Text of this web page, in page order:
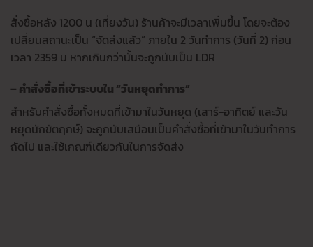
สั่งซื้อหลัง 1200 น (เที่ยงวัน) ร้านค้าจะมีเวลาเพิ่มขึ้น โดยจะต้อง
เปลี่ยนสถานะเป็น “จัดส่งแล้ว” ภายใน 2 วันทำการ (วันที่ 2) ก่อน
เวลา 2359 น หากเกินกว่านั้นจะถูกนับเป็น LDR
– คำสั่งซื้อที่เข้าระบบใน “วันหยุดทำการ”
สำหรับคำสั่งซื้อทั้งหมดที่เข้ามาในวันหยุด (เสาร์-อาทิตย์ และวัน
หยุดนักขัตฤกษ์) จะถูกนับเสมือนเป็นคำสั่งซื้อที่เข้ามาในวันทำการ
ถัดไป และใช้เกณฑ์เดียวกันในการจัดส่ง